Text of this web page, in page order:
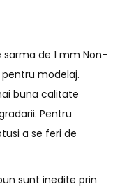
de 1 mm Non-
modelaj.
buna calitate
Pentru
a se feri de
sunt inedite prin